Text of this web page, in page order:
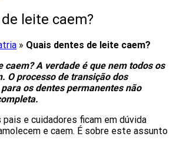
leite caem?
» Quais dentes de leite caem?
caem? A verdade é que nem todos os
O processo de transição dos
os dentes permanentes não
e cuidadores ficam em dúvida
e caem. É sobre este assunto